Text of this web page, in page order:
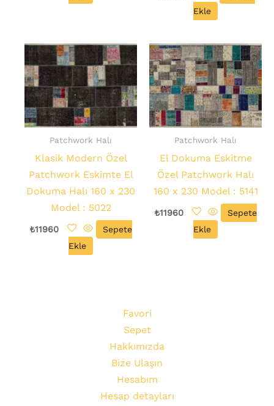
Ekle
Patchwork Halı
Klasik Modern Özel
Patchwork Eskimte El
Dokuma Halı 160 x 230
Model : 5022
₺11960
Sepete
Ekle
Patchwork Halı
El Dokuma Eskitme
Özel Patchwork Halı
160 x 230 Model : 5141
₺11960
Sepete
Ekle
Favori
Sepet
Hakkımızda
Bize Ulaşın
Hesabım
Hesap detayları